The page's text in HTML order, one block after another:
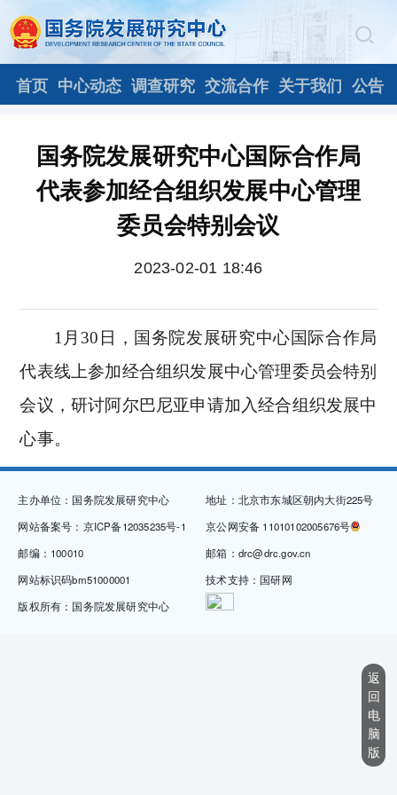
首页 中心动态 调查研究 交流合作 关于我们 公告
国务院发展研究中心国际合作局
代表参加经合组织发展中心管理
委员会特别会议
2023-02-01 18:46
1月30日，国务院发展研究中心国际合作局
代表线上参加经合组织发展中心管理委员会特别
会议，研讨阿尔巴尼亚申请加入经合组织发展中
心事。
主办单位：国务院发展研究中心
网站备案号：京ICP备12035235号-1
邮编：100010
网站标识码bm51000001
版权所有：国务院发展研究中心
地址：北京市东城区朝内大街225号
京公网安备 11010102005676号
邮箱：drc@drc.gov.cn
技术支持：国研网
返
回
电
脑
版